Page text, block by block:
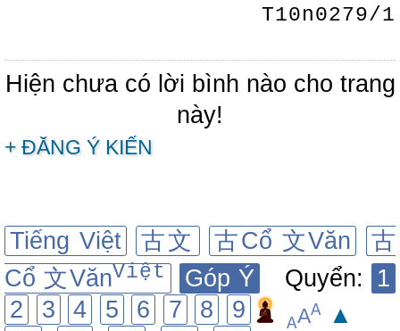
T10n0279/1
Hiện chưa có lời bình nào cho trang
này!
+ ĐĂNG Ý KIẾN
Tiếng Việt 古文 古Cổ 文Văn
古
Cổ 文VănViệt Góp Ý
AAA ▲
Quyển:
1
2
3 4 5 6 7 8
9